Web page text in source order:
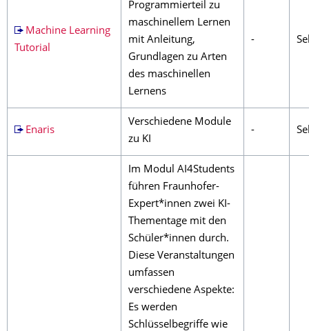
Machine Learning
Tutorial
Programmierteil zu
maschinellem Lernen
mit Anleitung,
Grundlagen zu Arten
des maschinellen
Lernens
-
Enaris
Verschiedene Module
zu KI
-
Im Modul AI4Students
führen Fraunhofer-
Expert*innen zwei KI-
Thementage mit den
Schüler*innen durch.
Diese Veranstaltungen
umfassen
verschiedene Aspekte:
Es werden
Schlüsselbegriffe wie